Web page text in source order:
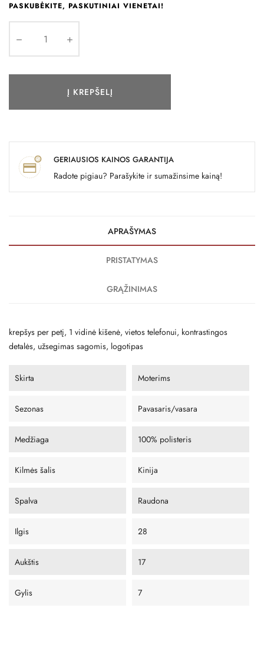
PASKUBĖKITE, PASKUTINIAI VIENETAI!
Į KREPŠELĮ
GERIAUSIOS KAINOS GARANTIJA
Radote pigiau? Parašykite ir sumažinsime kainą!
APRAŠYMAS
PRISTATYMAS
GRĄŽINIMAS
krepšys per petį, 1 vidinė kišenė, vietos telefonui, kontrastingos
detalės, užsegimas sagomis, logotipas
Skirta Moterims
Sezonas Pavasaris/vasara
Medžiaga 100% polisteris
Kilmės šalis Kinija
Spalva Raudona
Ilgis 28
Aukštis 17
Gylis 7